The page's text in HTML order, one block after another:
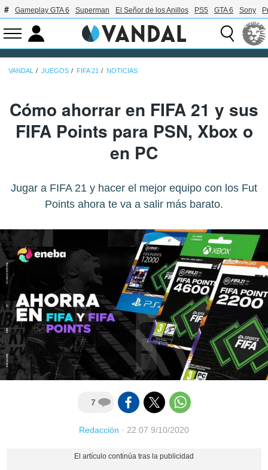
Gameplay GTA 6 Superman El Señor de los Anillos PS5 GTA 6 Sony
VANDAL JUEGOS FIFA 21 NOTICIAS
Cómo ahorrar en FIFA 21 y sus
FIFA Points para PSN, Xbox o
en PC
Jugar a FIFA 21 y hacer el mejor equipo con los Fut
Points ahora te va a salir más barato.
7
Redacción · 22:07 9/10/2020